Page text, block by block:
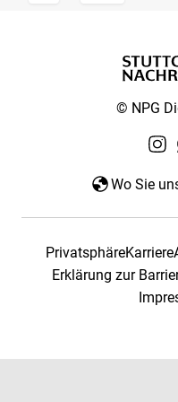
© NPG
Wo Sie
PrivatsphäreKarriere
Erklärung zur